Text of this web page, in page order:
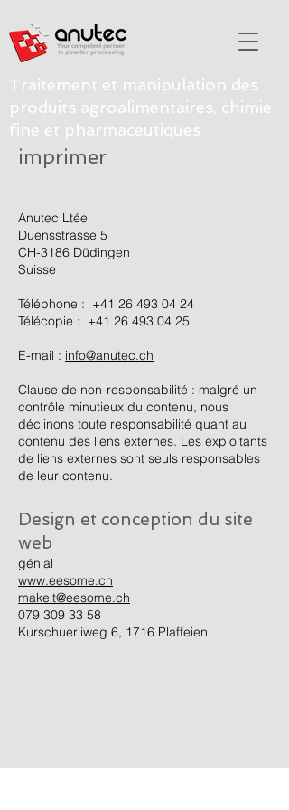
Traitement et manipulation des
produits agroalimentaires, chimie
fine et pharmaceutiques
imprimer
Anutec Ltée
Duensstrasse 5
CH-3186 Düdingen
Suisse
Téléphone : +41 26 493 04 24
Télécopie : +41 26 493 04 25
E-mail : info@anutec.ch
Clause de non-responsabilité : malgré un
contrôle minutieux du contenu, nous
déclinons toute responsabilité quant au
contenu des liens externes. Les exploitants
de liens externes sont seuls responsables
de leur contenu.
Design et conception du site
web
génial
www.eesome.ch
makeit@eesome.ch
079 309 33 58
Kurschuerliweg 6, 1716 Plaffeien